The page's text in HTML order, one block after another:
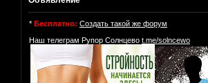
* Бесплатно: Создать такой же форум
Наш телеграм Рупор Солнцево t.me/solncewo